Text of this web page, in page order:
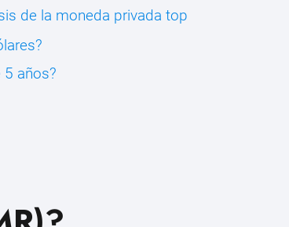
de la moneda privada top
5 años?